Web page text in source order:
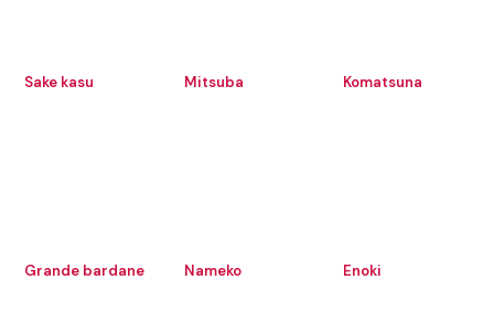
Sake kasu Mitsuba Komatsuna
Grande bardane Nameko Enoki